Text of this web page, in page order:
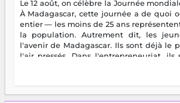
Le 12 août, on célèbre la Journée
À Madagascar, cette journée a de quoi
entier — les moins de 25 ans
la population. Autrement dit, les
l'avenir de Madagascar. Ils sont déjà le
l'air pressés. Dans l'entrepreneuriat,
plus nombreux à se lancer, à créer, à
sans filet, souvent sans aide, mais
dorment vraiment la nuit. En culture,